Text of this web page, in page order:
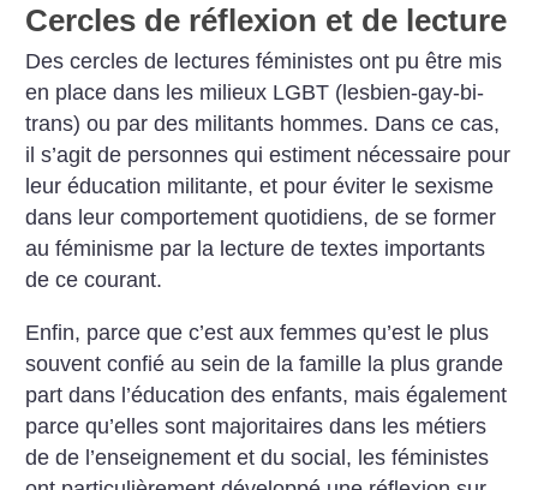
Cercles de réflexion et de lecture
Des cercles de lectures féministes ont pu être mis
en place dans les milieux LGBT (lesbien-gay-bi-
trans) ou par des militants hommes. Dans ce cas,
il s’agit de personnes qui estiment nécessaire pour
leur éducation militante, et pour éviter le sexisme
dans leur comportement quotidiens, de se former
au féminisme par la lecture de textes importants
de ce courant.
Enfin, parce que c’est aux femmes qu’est le plus
souvent confié au sein de la famille la plus grande
part dans l’éducation des enfants, mais également
parce qu’elles sont majoritaires dans les métiers
de de l’enseignement et du social, les féministes